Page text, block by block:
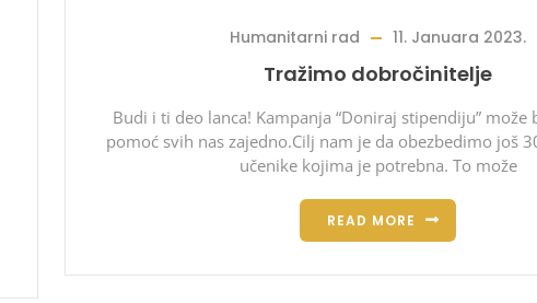
Humanitarni rad 11. Januara 2023.
Tražimo dobročinitelje
Budi i ti deo lanca! Kampanja “Doniraj stipendiju” može
pomoć svih nas zajedno.Cilj nam je da obezbedimo još
učenike kojima je potrebna. To može
READ MORE